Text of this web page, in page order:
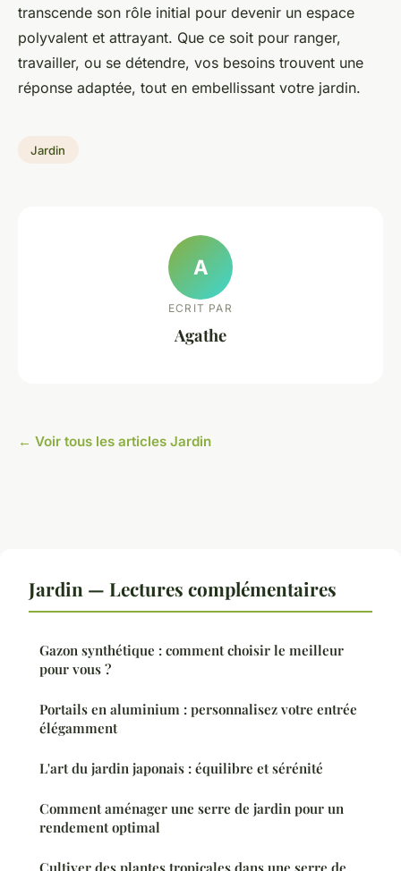
transcende son rôle initial pour devenir un espace
polyvalent et attrayant. Que ce soit pour ranger,
travailler, ou se détendre, vos besoins trouvent une
réponse adaptée, tout en embellissant votre jardin.
Jardin
A
ECRIT PAR
Agathe
← Voir tous les articles Jardin
Jardin — Lectures complémentaires
Gazon synthétique : comment choisir le meilleur
pour vous ?
Portails en aluminium : personnalisez votre entrée
élégamment
L'art du jardin japonais : équilibre et sérénité
Comment aménager une serre de jardin pour un
rendement optimal
Cultiver des plantes tropicales dans une serre de